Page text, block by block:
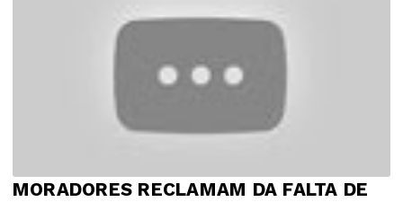
MORADORES RECLAMAM DA FALTA DE